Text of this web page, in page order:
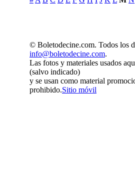
© Boletodecine.com. Todos los
info@boletodecine.com.
Las fotos y materiales usados
(salvo indicado)
y se usan como material
prohibido.Sitio móvil